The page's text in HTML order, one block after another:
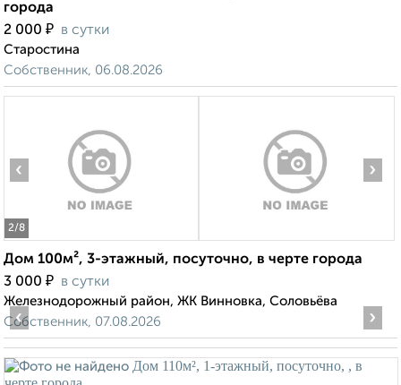
города
2 000 ₽ в сутки
Старостина
Собственник, 06.08.2026
2/8
‹ ›
Дом 100м², 3-этажный, посуточно, в черте города
3 000 ₽ в сутки
Железнодорожный район, ЖК Винновка, Соловьёва
Собственник, 07.08.2026
‹ ›